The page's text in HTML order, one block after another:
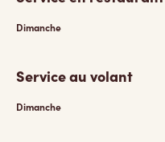
Dimanche
Service au volant
Dimanche